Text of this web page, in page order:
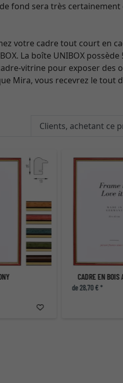
fond sera très certainement
votre cadre tout court en
La boîte UNIBOX
vitrine pour exposer des
Mira, vous recevrez le tout
Clients, achetant ce
CADRE EN BOIS
de 28,70 € *